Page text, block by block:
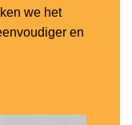
we het
en